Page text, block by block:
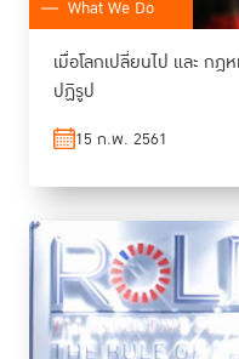
What We Do
เมื่อโลกเปลี่ยนไป และ กฎ
ปฏิรูป
15 ก.พ. 2561